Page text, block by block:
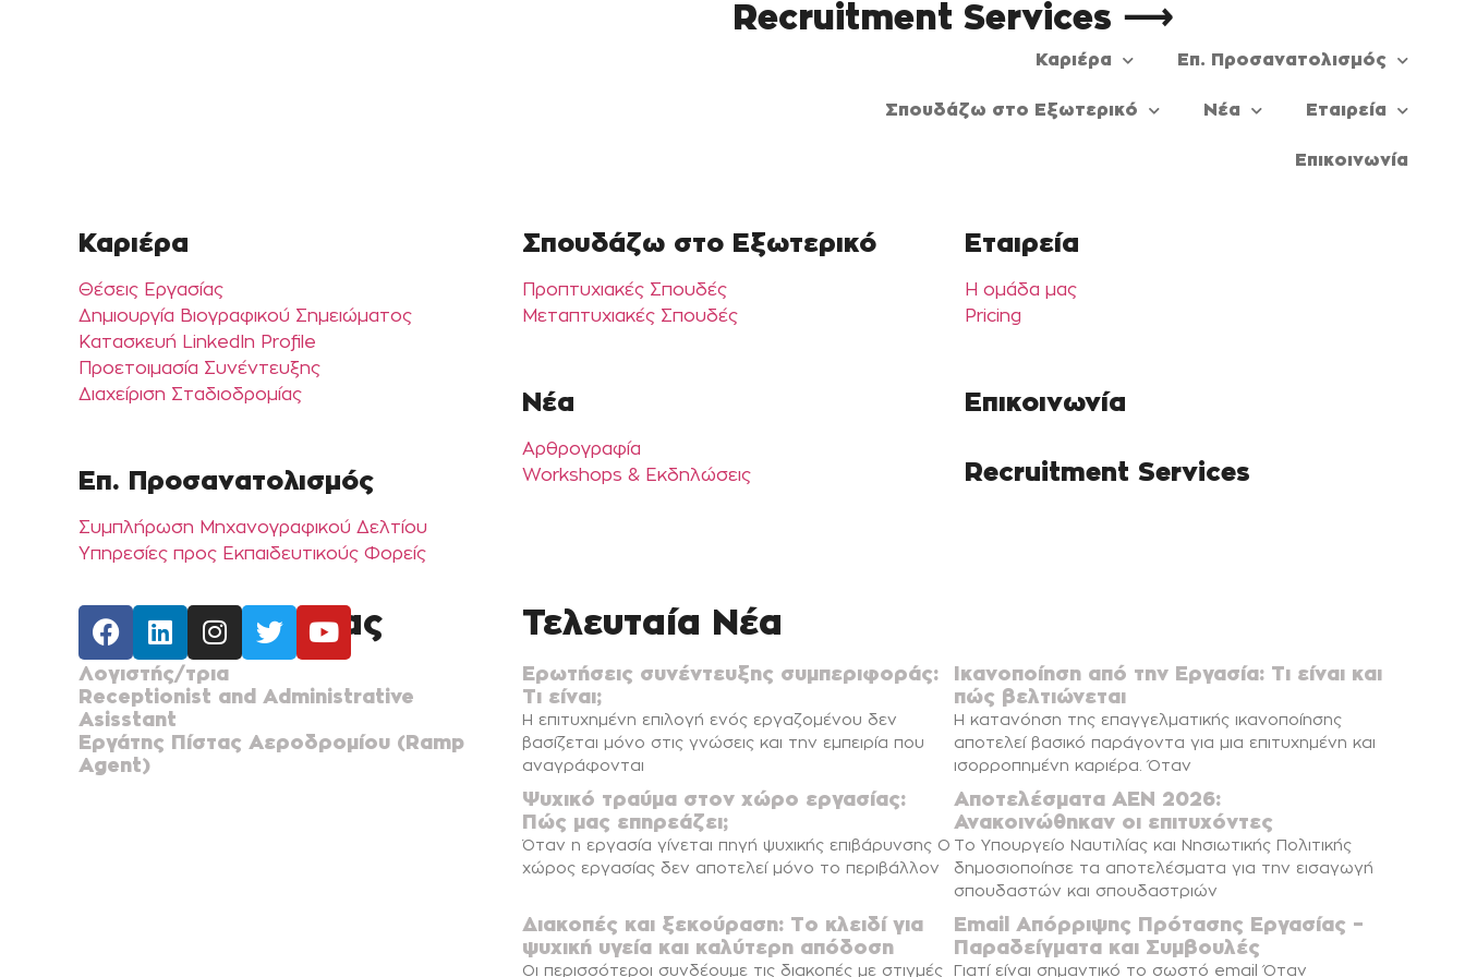
Recruitment Services ⟶
Καριέρα Επ. Προσανατολισμός
Σπουδάζω στο Εξωτερικό Νέα Εταιρεία
Επικοινωνία
Καριέρα
Θέσεις Εργασίας
Δημιουργία Βιογραφικού Σημειώματος
Κατασκευή LinkedIn Profile
Προετοιμασία Συνέντευξης
Διαχείριση Σταδιοδρομίας
Επ. Προσανατολισμός
Συμπλήρωση Μηχανογραφικού Δελτίου
Υπηρεσίες προς Εκπαιδευτικούς Φορείς
Σπουδάζω στο Εξωτερικό
Προπτυχιακές Σπουδές
Μεταπτυχιακές Σπουδές
Νέα
Αρθρογραφία
Workshops & Εκδηλώσεις
Εταιρεία
Η ομάδα μας
Pricing
Επικοινωνία
Recruitment Services
Θέσεις Εργασίας
Λογιστής/τρια
Receptionist and Administrative
Asisstant
Εργάτης Πίστας Αεροδρομίου (Ramp
Agent)
Τελευταία Νέα
Ερωτήσεις συνέντευξης συμπεριφοράς:
Τι είναι;
Η επιτυχημένη επιλογή ενός εργαζομένου δεν
βασίζεται μόνο στις γνώσεις και την εμπειρία που
αναγράφονται
Ικανοποίηση από την Εργασία: Τι είναι και
πώς βελτιώνεται
Η κατανόηση της επαγγελματικής ικανοποίησης
αποτελεί βασικό παράγοντα για μια επιτυχημένη και
ισορροπημένη καριέρα. Όταν
Ψυχικό τραύμα στον χώρο εργασίας:
Πώς μας επηρεάζει;
Όταν η εργασία γίνεται πηγή ψυχικής επιβάρυνσης Ο
χώρος εργασίας δεν αποτελεί μόνο το περιβάλλον
Αποτελέσματα ΑΕΝ 2026:
Ανακοινώθηκαν οι επιτυχόντες
Το Υπουργείο Ναυτιλίας και Νησιωτικής Πολιτικής
δημοσιοποίησε τα αποτελέσματα για την εισαγωγή
σπουδαστών και σπουδαστριών
Διακοπές και ξεκούραση: Το κλειδί για
ψυχική υγεία και καλύτερη απόδοση
Οι περισσότεροι συνδέουμε τις διακοπές με στιγμές
Email Απόρριψης Πρότασης Εργασίας –
Παραδείγματα και Συμβουλές
Γιατί είναι σημαντικό το σωστό email Όταν